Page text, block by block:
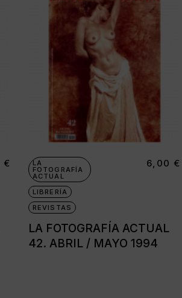
€ LA
FOTOGRAFÍA
ACTUAL
LIBRERÍA
REVISTAS
LA FOTOGRAFÍA ACTUAL
42. ABRIL / MAYO 1994
6,00 €